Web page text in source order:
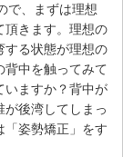
で、まずは理想
頂きます。理想の
する状態が理想の
背中を触ってみて
いますか？背中が
後湾してしまっ
「姿勢矯正」をす